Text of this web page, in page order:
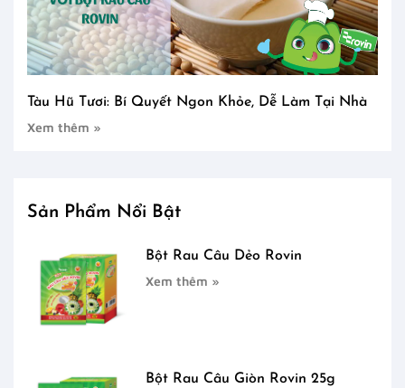
Tàu Hũ Tươi: Bí Quyết Ngon Khỏe, Dễ Làm Tại Nhà
Xem thêm »
Sản Phẩm Nổi Bật
Bột Rau Câu Dẻo Rovin
Xem thêm »
Bột Rau Câu Giòn Rovin 25g